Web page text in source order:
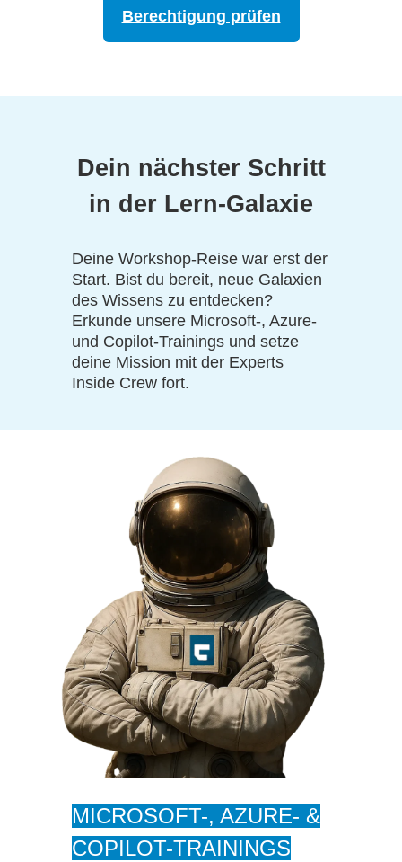
Berechtigung prüfen
Dein nächster Schritt
in der Lern-Galaxie
Deine Workshop-Reise war erst der
Start. Bist du bereit, neue Galaxien
des Wissens zu entdecken?
Erkunde unsere Microsoft-, Azure-
und Copilot-Trainings und setze
deine Mission mit der Experts
Inside Crew fort.
MICROSOFT-, AZURE- &
COPILOT-TRAININGS